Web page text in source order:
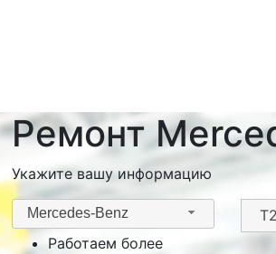
Ремонт
Укажите вашу информацию
Mercedes-Benz
Работаем более